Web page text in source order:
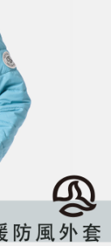
意方可使用
公司不負相關責
狀況，依本公司即
公司將視審查結果
惡意使用之情形，
取法律行動。